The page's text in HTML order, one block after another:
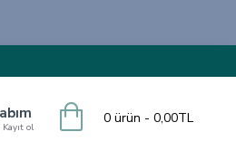
ol
0 ürün - 0,00TL